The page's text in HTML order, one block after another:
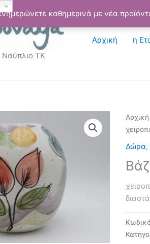
καθημερινά με νέα
Ναύπλιο ΤΚ
Αρχική η
Δώρα,